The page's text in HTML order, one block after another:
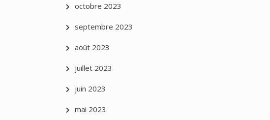
octobre 2023
septembre 2023
août 2023
juillet 2023
juin 2023
mai 2023